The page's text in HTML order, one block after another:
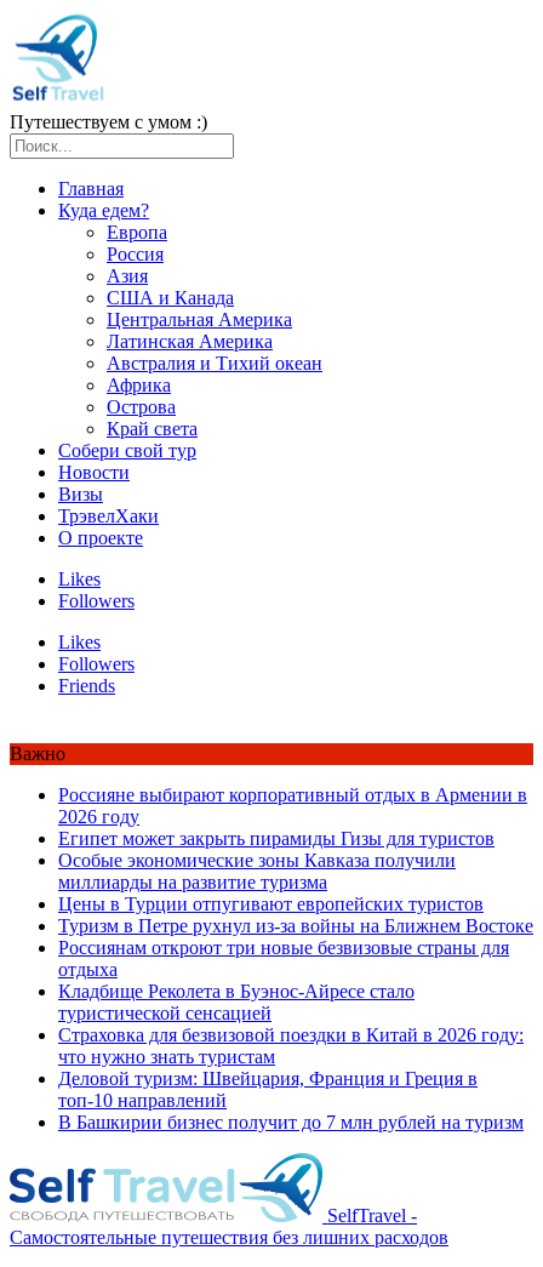
Путешествуем с умом :)
Главная
Куда едем?
Европа
Россия
Азия
США и Канада
Центральная Америка
Латинская Америка
Австралия и Тихий океан
Африка
Острова
Край света
Собери свой тур
Новости
Визы
ТрэвелХаки
О проекте
Likes
Followers
Likes
Followers
Friends
Важно
Россияне выбирают корпоративный отдых в Армении в
2026 году
Египет может закрыть пирамиды Гизы для туристов
Особые экономические зоны Кавказа получили
миллиарды на развитие туризма
Цены в Турции отпугивают европейских туристов
Туризм в Петре рухнул из-за войны на Ближнем Востоке
Россиянам откроют три новые безвизовые страны для
отдыха
Кладбище Реколета в Буэнос-Айресе стало
туристической сенсацией
Страховка для безвизовой поездки в Китай в 2026 году:
что нужно знать туристам
Деловой туризм: Швейцария, Франция и Греция в
топ-10 направлений
В Башкирии бизнес получит до 7 млн рублей на туризм
SelfTravel -
Самостоятельные путешествия без лишних расходов